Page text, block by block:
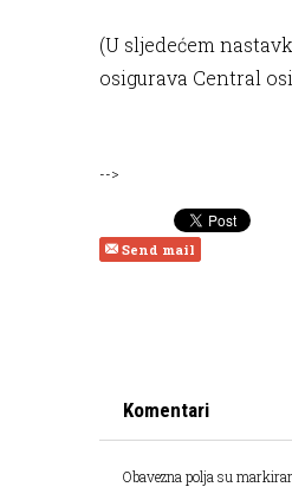
(U sljedećem
osigurava Central
-->
Send mail
Komentari
Obavezna polja su